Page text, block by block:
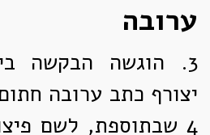
ערובה
3.
הוגשה הבקשה
יצורף כתב ערובה
4 שבתוספת, לשם